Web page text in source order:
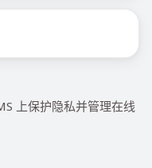
上保护隐私并管理在线